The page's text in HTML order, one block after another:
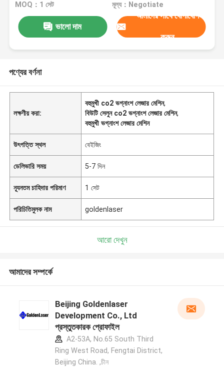
MOQ：1 সেট মূল্য：Negotiate
ভালো দাম
আমাদের সাথে যোগাযোগ
করুন
পণ্যের বর্ণনা
লক্ষণীয় করা:
বহুমুখী co2 ভগ্নাংশ লেজার মেশিন,
বিউটি সেলুন co2 ভগ্নাংশ লেজার মেশিন,
বহুমুখী ভগ্নাংশ লেজার মেশিন
উৎপত্তি স্থল বেইজিং
ডেলিভারি সময় 5-7 দিন
ন্যূনতম চাহিদার পরিমাণ 1 সেট
পরিচিতিমুলক নাম goldenlaser
আরো দেখুন
আমাদের সম্পর্কে
Beijing Goldenlaser
Development Co., Ltd
প্রস্তুতকারক প্রোফাইল
A2-53A, No.65 South Third
Ring West Road, Fengtai District,
Beijing China. ,চীন